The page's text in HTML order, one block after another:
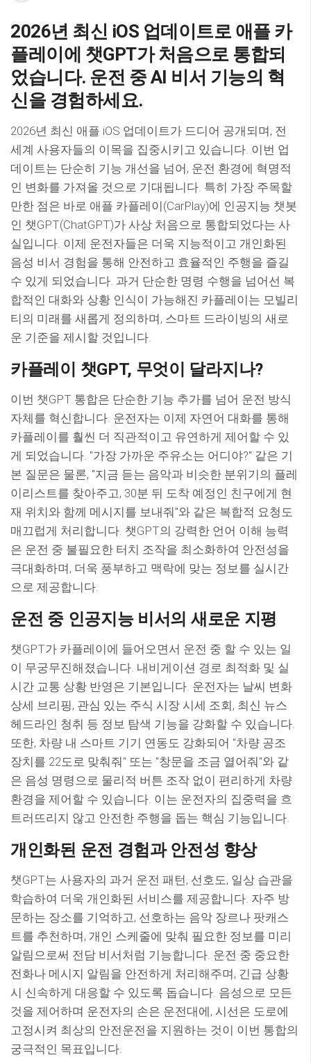
2026년 최신 iOS 업데이트로 애플 카
플레이에 챗GPT가 처음으로 통합되
었습니다. 운전 중 AI 비서 기능의 혁
신을 경험하세요.
2026년 최신 애플 iOS 업데이트가 드디어 공개되며, 전
세계 사용자들의 이목을 집중시키고 있습니다. 이번 업
데이트는 단순히 기능 개선을 넘어, 운전 환경에 혁명적
인 변화를 가져올 것으로 기대됩니다. 특히 가장 주목할
만한 점은 바로 애플 카플레이(CarPlay)에 인공지능 챗봇
인 챗GPT(ChatGPT)가 사상 처음으로 통합되었다는 사
실입니다. 이제 운전자들은 더욱 지능적이고 개인화된
음성 비서 경험을 통해 안전하고 효율적인 주행을 즐길
수 있게 되었습니다. 과거 단순한 명령 수행을 넘어선 복
합적인 대화와 상황 인식이 가능해진 카플레이는 모빌리
티의 미래를 새롭게 정의하며, 스마트 드라이빙의 새로
운 기준을 제시할 것입니다.
카플레이 챗GPT, 무엇이 달라지나?
이번 챗GPT 통합은 단순한 기능 추가를 넘어 운전 방식
자체를 혁신합니다. 운전자는 이제 자연어 대화를 통해
카플레이를 훨씬 더 직관적이고 유연하게 제어할 수 있
게 되었습니다. "가장 가까운 주유소는 어디야?" 같은 기
본 질문은 물론, "지금 듣는 음악과 비슷한 분위기의 플레
이리스트를 찾아주고, 30분 뒤 도착 예정인 친구에게 현
재 위치와 함께 메시지를 보내줘"와 같은 복합적 요청도
매끄럽게 처리합니다. 챗GPT의 강력한 언어 이해 능력
은 운전 중 불필요한 터치 조작을 최소화하여 안전성을
극대화하며, 더욱 풍부하고 맥락에 맞는 정보를 실시간
으로 제공합니다.
운전 중 인공지능 비서의 새로운 지평
챗GPT가 카플레이에 들어오면서 운전 중 할 수 있는 일
이 무궁무진해졌습니다. 내비게이션 경로 최적화 및 실
시간 교통 상황 반영은 기본입니다. 운전자는 날씨 변화
상세 브리핑, 관심 있는 주식 시장 시세 조회, 최신 뉴스
헤드라인 청취 등 정보 탐색 기능을 강화할 수 있습니다.
또한, 차량 내 스마트 기기 연동도 강화되어 "차량 공조
장치를 22도로 맞춰줘" 또는 "창문을 조금 열어줘"와 같
은 음성 명령으로 물리적 버튼 조작 없이 편리하게 차량
환경을 제어할 수 있습니다. 이는 운전자의 집중력을 흐
트러뜨리지 않고 안전한 주행을 돕는 핵심 기능입니다.
개인화된 운전 경험과 안전성 향상
챗GPT는 사용자의 과거 운전 패턴, 선호도, 일상 습관을
학습하여 더욱 개인화된 서비스를 제공합니다. 자주 방
문하는 장소를 기억하고, 선호하는 음악 장르나 팟캐스
트를 추천하며, 개인 스케줄에 맞춰 필요한 정보를 미리
알림으로써 전담 비서처럼 기능합니다. 운전 중 중요한
전화나 메시지 알림을 안전하게 처리해주며, 긴급 상황
시 신속하게 대응할 수 있도록 돕습니다. 음성으로 모든
것을 제어하며 운전자의 손은 운전대에, 시선은 도로에
고정시켜 최상의 안전운전을 지원하는 것이 이번 통합의
궁극적인 목표입니다.